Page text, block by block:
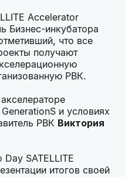
Accelerator
Бизнес-инкубатора
что все
получают
РВК.
и условиях
РВК Виктория
SATELLITE
итогов своей